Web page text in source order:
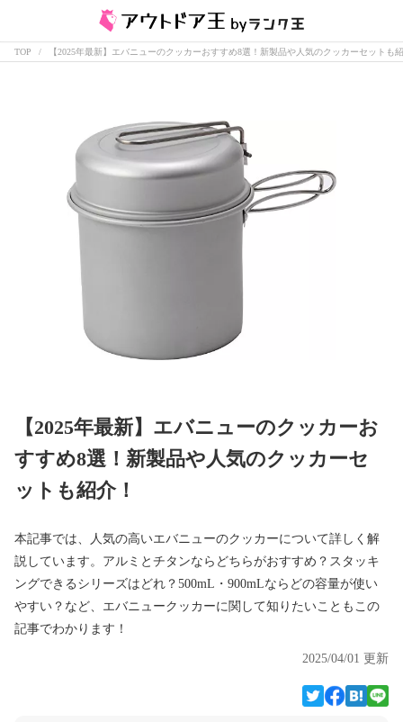
TOP 【2025年最新】エバニューのクッカーおすすめ8選！新製品や人気のクッカーセットも
【2025年最新】エバニューのクッカーお
すすめ8選！新製品や人気のクッカーセ
ットも紹介！
本記事では、人気の高いエバニューのクッカーについて詳しく解
説しています。アルミとチタンならどちらがおすすめ？スタッキ
ングできるシリーズはどれ？500mL・900mLならどの容量が使い
やすい？など、エバニュークッカーに関して知りたいこともこの
記事でわかります！
2025/04/01 更新